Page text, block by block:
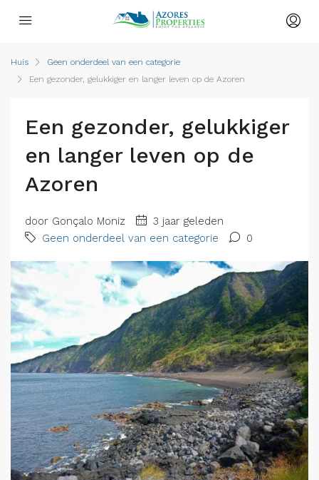
Huis
Geen onderdeel van een categorie
Een gezonder, gelukkiger en langer leven op de Azoren
Een gezonder, gelukkiger
en langer leven op de
Azoren
door Gonçalo Moniz
3 jaar geleden
Geen onderdeel van een categorie
0